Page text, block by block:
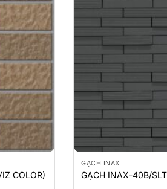
COLOR)
GẠCH INAX
GẠCH INAX-40B/